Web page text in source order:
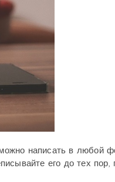
написать в любой
его до тех пор,